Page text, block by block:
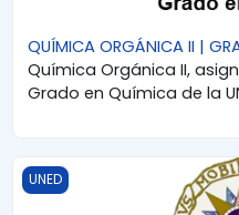
QUÍMICA ORGÁNICA II |
Química Orgánica II,
Grado en Química de la
QUÍMICA ORGÁNICA I |
UNED